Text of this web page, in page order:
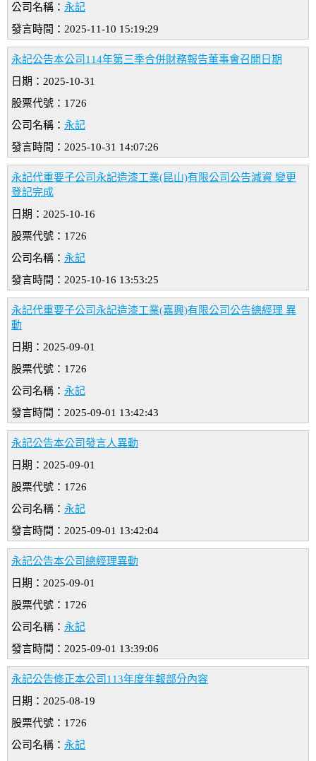
公司名稱： 永記
發言時間：2025-11-10 15:19:29
永記公告本公司114年第三季合併財務報告董事會召開日期
日期：2025-10-31
股票代號：1726
公司名稱： 永記
發言時間：2025-10-31 14:07:26
永記代重要子公司永記造漆工業(昆山)有限公司公告減資 變更
登記完成
日期：2025-10-16
股票代號：1726
公司名稱： 永記
發言時間：2025-10-16 13:53:25
永記代重要子公司永記造漆工業(嘉興)有限公司公告總經理 異
動
日期：2025-09-01
股票代號：1726
公司名稱： 永記
發言時間：2025-09-01 13:42:43
永記公告本公司發言人異動
日期：2025-09-01
股票代號：1726
公司名稱： 永記
發言時間：2025-09-01 13:42:04
永記公告本公司總經理異動
日期：2025-09-01
股票代號：1726
公司名稱： 永記
發言時間：2025-09-01 13:39:06
永記公告修正本公司113年度年報部分內容
日期：2025-08-19
股票代號：1726
公司名稱： 永記